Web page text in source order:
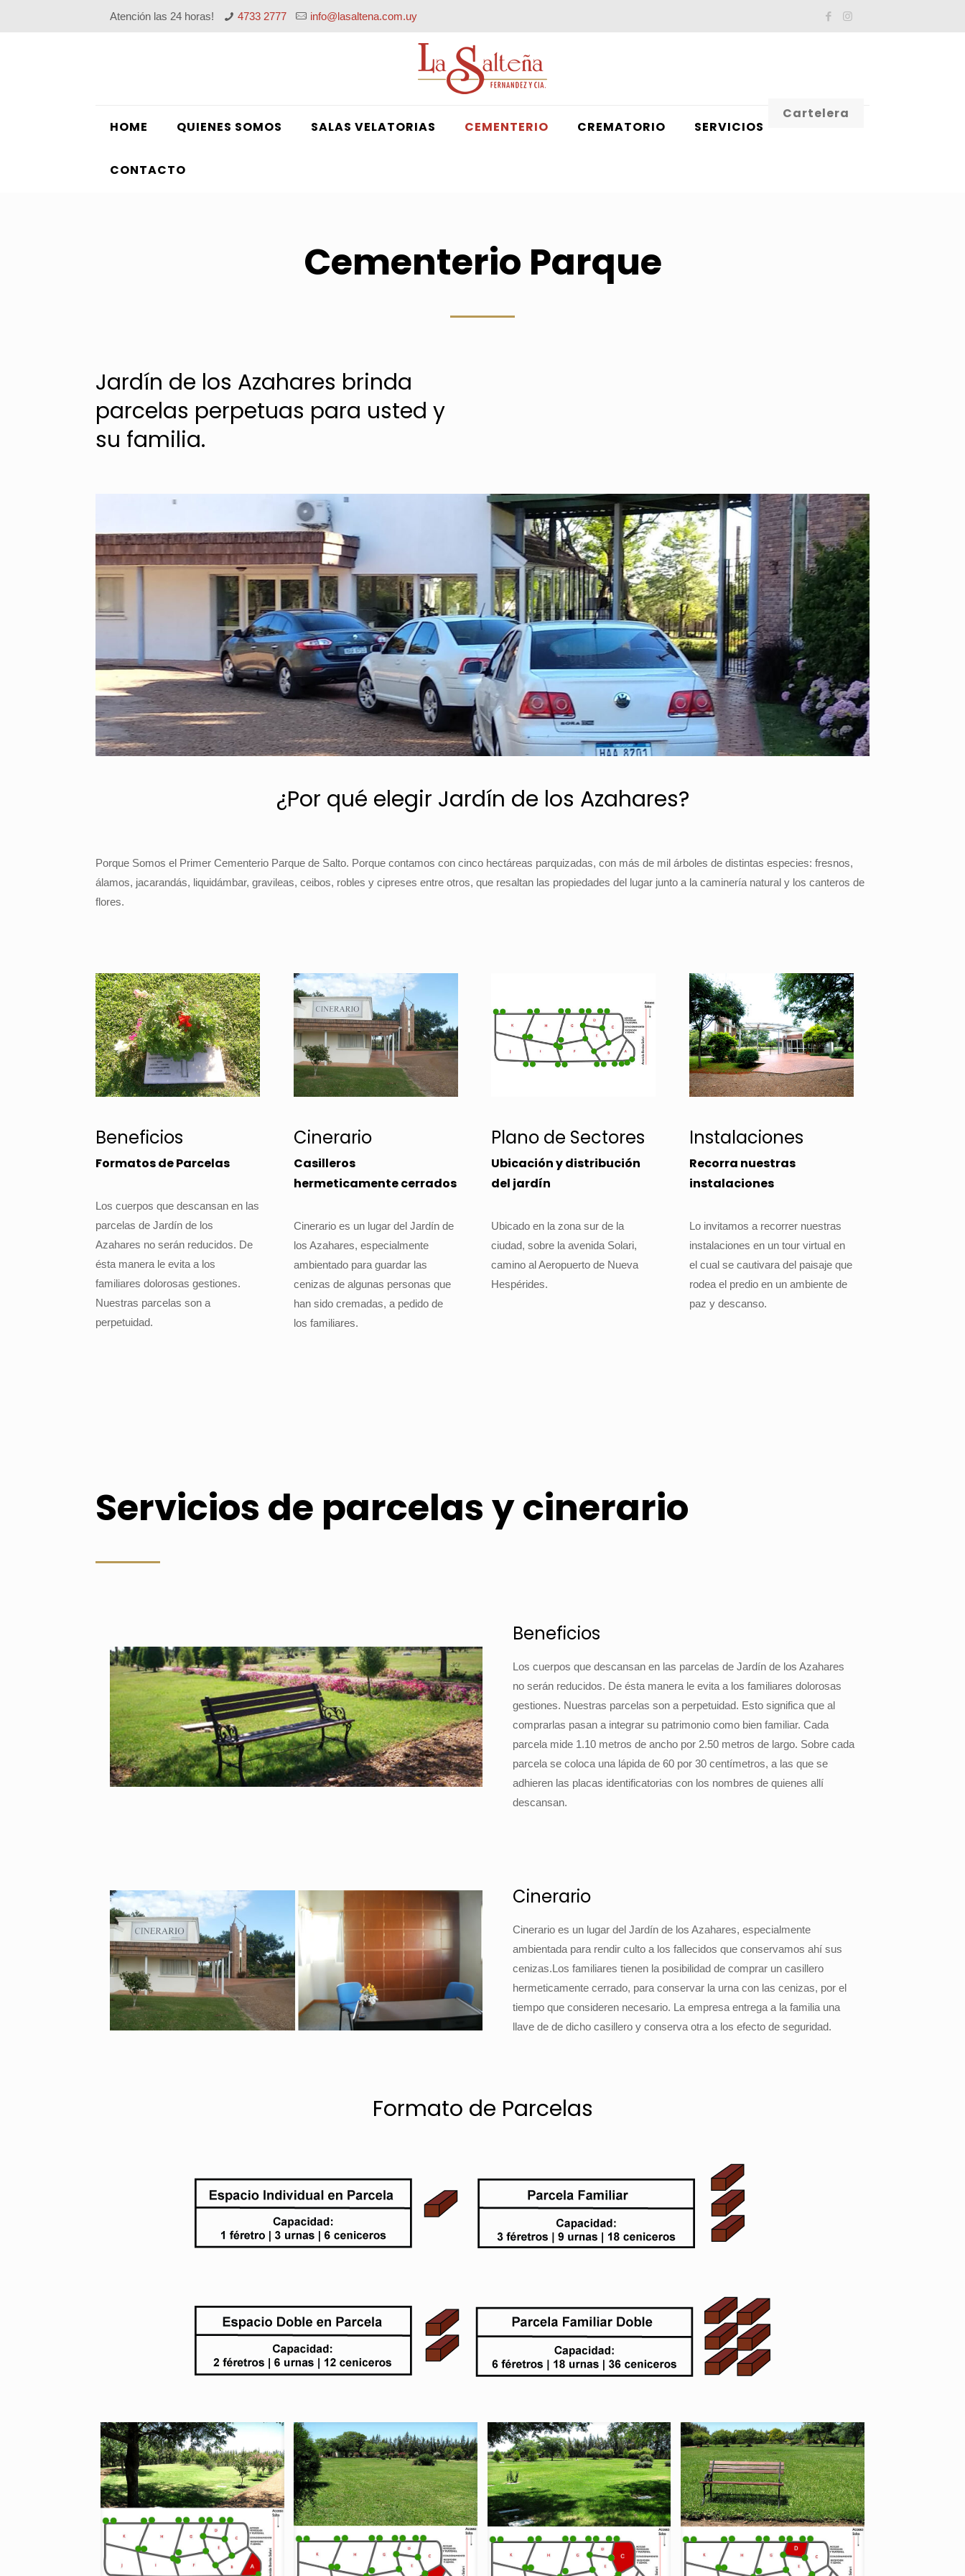
Atención las 24 horas! 4733 2777 info@lasaltena.com.uy
HOME QUIENES SOMOS SALAS VELATORIAS CEMENTERIO CREMATORIO SERVICIOS
CONTACTO
Cartelera
Cementerio Parque
Jardín de los Azahares brinda
parcelas perpetuas para usted y
su familia.
¿Por qué elegir Jardín de los Azahares?
Porque Somos el Primer Cementerio Parque de Salto. Porque contamos con cinco hectáreas parquizadas, con más de mil árboles de distintas especies: fresnos,
álamos, jacarandás, liquidámbar, gravileas, ceibos, robles y cipreses entre otros, que resaltan las propiedades del lugar junto a la caminería natural y los canteros de
flores.
Beneficios
Formatos de Parcelas
Los cuerpos que descansan en las
parcelas de Jardín de los
Azahares no serán reducidos. De
ésta manera le evita a los
familiares dolorosas gestiones.
Nuestras parcelas son a
perpetuidad.
Cinerario
Casilleros
hermeticamente cerrados
Cinerario es un lugar del Jardín de
los Azahares, especialmente
ambientado para guardar las
cenizas de algunas personas que
han sido cremadas, a pedido de
los familiares.
Plano de Sectores
Ubicación y distribución
del jardín
Ubicado en la zona sur de la
ciudad, sobre la avenida Solari,
camino al Aeropuerto de Nueva
Hespérides.
Instalaciones
Recorra nuestras
instalaciones
Lo invitamos a recorrer nuestras
instalaciones en un tour virtual en
el cual se cautivara del paisaje que
rodea el predio en un ambiente de
paz y descanso.
Servicios de parcelas y cinerario
Beneficios
Los cuerpos que descansan en las parcelas de Jardín de los Azahares
no serán reducidos. De ésta manera le evita a los familiares dolorosas
gestiones. Nuestras parcelas son a perpetuidad. Esto significa que al
comprarlas pasan a integrar su patrimonio como bien familiar. Cada
parcela mide 1.10 metros de ancho por 2.50 metros de largo. Sobre cada
parcela se coloca una lápida de 60 por 30 centímetros, a las que se
adhieren las placas identificatorias con los nombres de quienes allí
descansan.
Cinerario
Cinerario es un lugar del Jardín de los Azahares, especialmente
ambientada para rendir culto a los fallecidos que conservamos ahí sus
cenizas.Los familiares tienen la posibilidad de comprar un casillero
hermeticamente cerrado, para conservar la urna con las cenizas, por el
tiempo que consideren necesario. La empresa entrega a la familia una
llave de de dicho casillero y conserva otra a los efecto de seguridad.
Formato de Parcelas